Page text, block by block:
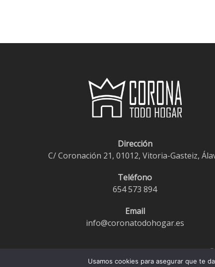
hasta
variantes.
se
elegir
en
página
de
producto
Dirección
C/ Coronación 21, 01012, Vitoria-Gasteiz,
Teléfono
654 573 894
Email
info@coronatodohogar.es
Usamos cookies para asegurar que te